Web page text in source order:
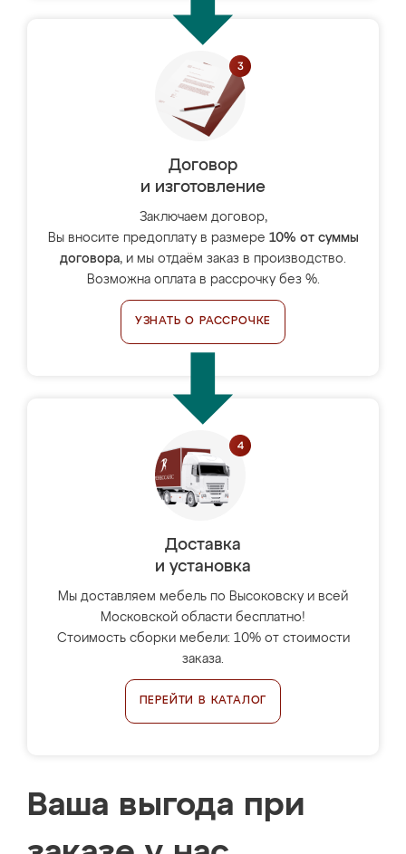
Договор
и изготовление
Заключаем договор,
Вы вносите предоплату в размере 10% от суммы
договора, и мы отдаём заказ в производство.
Возможна оплата в рассрочку без %.
УЗНАТЬ О РАССРОЧКЕ
Доставка
и установка
Мы доставляем мебель по Высоковску и всей
Московской области бесплатно!
Стоимость сборки мебели: 10% от стоимости
заказа.
ПЕРЕЙТИ В КАТАЛОГ
Ваша выгода при